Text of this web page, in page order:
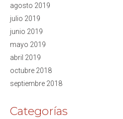
agosto 2019
julio 2019
junio 2019
mayo 2019
abril 2019
octubre 2018
septiembre 2018
Categorías